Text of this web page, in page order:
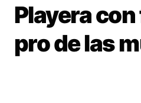
Playera
pro de las